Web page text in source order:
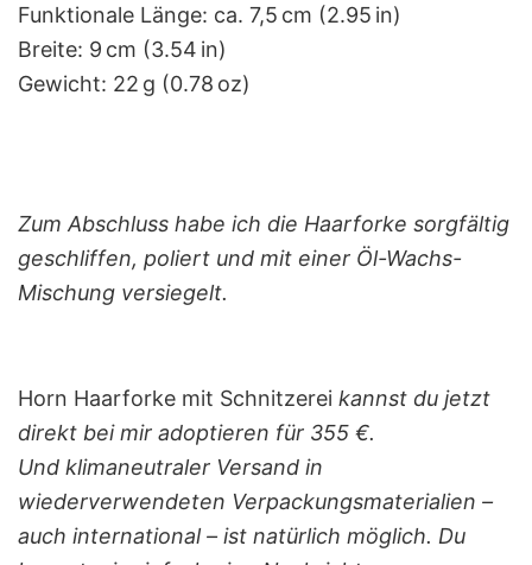
Funktionale Länge: ca. 7,5 cm (2.95 in)
Breite: 9 cm (3.54 in)
Gewicht: 22 g (0.78 oz)
Zum Abschluss habe ich die Haarforke sorgfältig
geschliffen, poliert und mit einer Öl-Wachs-
Mischung versiegelt.
Horn Haarforke mit Schnitzerei kannst du jetzt
direkt bei mir adoptieren für 355 €.
Und klimaneutraler Versand in
wiederverwendeten Verpackungsmaterialien –
auch international – ist natürlich möglich. Du